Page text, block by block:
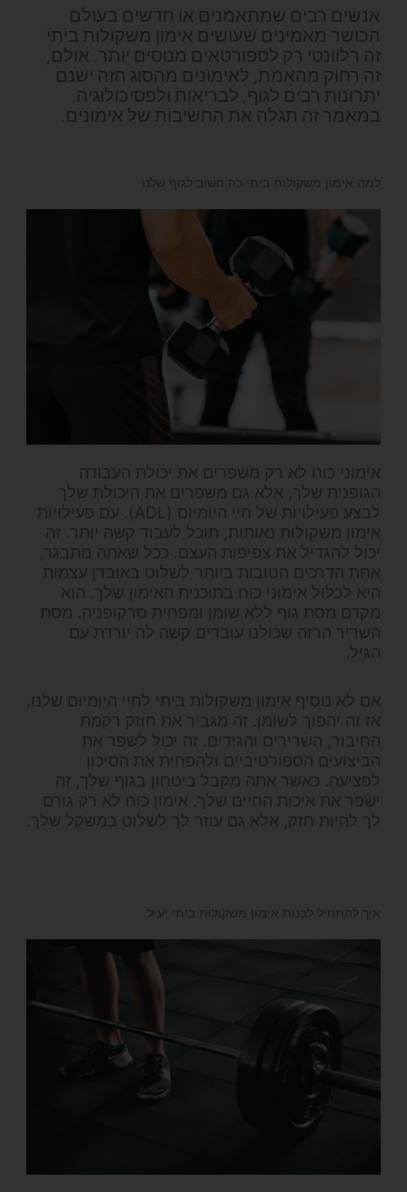
אנשים רבים שמתאמנים או חדשים בעולם
הכושר מאמינים שעושים אימון משקולות ביתי
זה רלוונטי רק לספורטאים מנוסים יותר. אולם,
זה רחוק מהאמת, לאימונים מהסוג הזה ישנם
יתרונות רבים לגוף, לבריאות ולפסיכולוגיה.
במאמר זה תגלה את החשיבות של אימונים.
למה אימון משקולות ביתי כה חשוב לגוף שלנו
אימוני כוח לא רק משפרים את יכולת העבודה
הגופנית שלך, אלא גם משפרים את היכולת שלך
לבצע פעילויות של חיי היומיום (ADL). עם פעילויות
אימון משקולות נאותות, תוכל לעבוד קשה יותר. זה
יכול להגדיל את צפיפות העצם. ככל שאתה מתבגר,
אחת הדרכים הטובות ביותר לשלוט באובדן עצמות
היא לכלול אימוני כוח בתוכנית האימון שלך. הוא
מקדם מסת גוף ללא שומן ומפחית סרקופניה. מסת
השריר הרזה שכולנו עובדים קשה לה יורדת עם
הגיל.
אם לא נוסיף אימון משקולות ביתי לחיי היומיום שלנו,
אז זה יהפוך לשומן. זה מגביר את חוזק רקמת
החיבור, השרירים והגידים. זה יכול לשפר את
הביצועים הספורטיביים ולהפחית את הסיכון
לפציעה. כאשר אתה מקבל ביטחון בגוף שלך, זה
ישפר את איכות החיים שלך. אימון כוח לא רק גורם
לך להיות חזק, אלא גם עוזר לך לשלוט במשקל שלך.
איך להתחיל לבנות אימון משקולות ביתי יעיל